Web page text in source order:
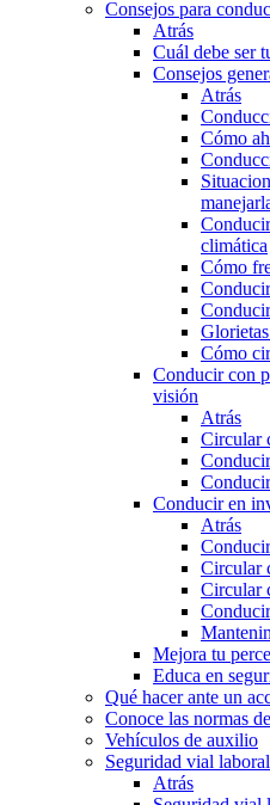
Consejos para
Atrás
Cuál debe ser
Consejos
Atrás
Cómo
climática
Cómo
Cómo
Conducir con
visión
Atrás
Circular
Conducir en
Atrás
Circular
Circular
Mejora tu
Educa en
Qué hacer ante un
Conoce las normas
Vehículos de auxilio
Seguridad vial laboral
Atrás